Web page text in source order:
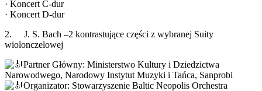
· Koncert C-dur
· Koncert D-dur
2. J. S. Bach –2 kontrastujące części z wybranej Suity
wiolonczelowej
Partner Główny: Ministerstwo Kultury i Dziedzictwa
Narowodwego, Narodowy Instytut Muzyki i Tańca, Sanprobi
Organizator: Stowarzyszenie Baltic Neopolis Orchestra